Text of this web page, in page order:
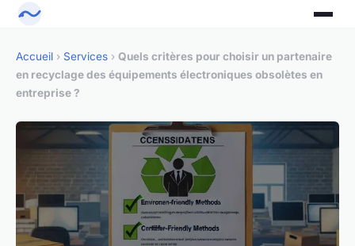
Accueil › Services › Quels critères pour choisir un partenaire
en recyclage des équipements électroniques obsolètes en
entreprise ?